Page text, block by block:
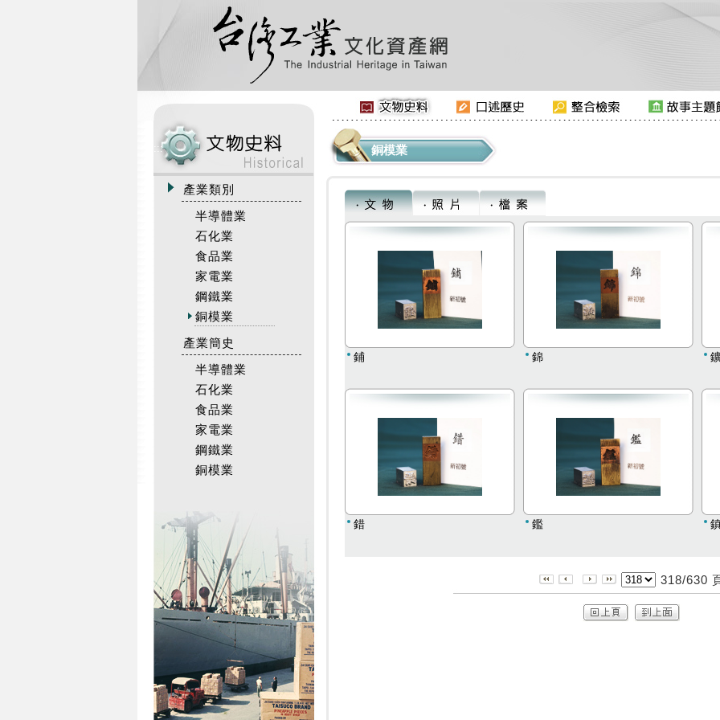
:::
產業類別
半導體業
石化業
食品業
家電業
鋼鐵業
銅模業
產業簡史
半導體業
石化業
食品業
家電業
鋼鐵業
銅模業
銅模業
鋪 錦
錯 鑑
318/630